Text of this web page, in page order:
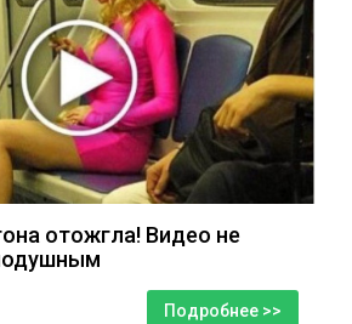
отожгла! Видео не
Подробнее >>